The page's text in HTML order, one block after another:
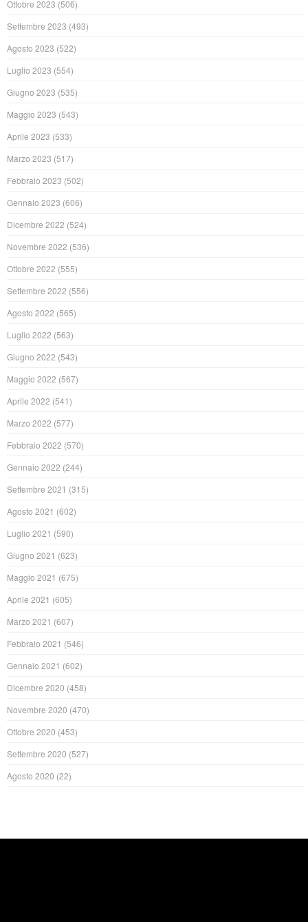
Ottobre 2023 (506)
Settembre 2023 (493)
Agosto 2023 (522)
Luglio 2023 (554)
Giugno 2023 (535)
Maggio 2023 (543)
Aprile 2023 (533)
Marzo 2023 (517)
Febbraio 2023 (502)
Gennaio 2023 (606)
Dicembre 2022 (524)
Novembre 2022 (536)
Ottobre 2022 (555)
Settembre 2022 (556)
Agosto 2022 (565)
Luglio 2022 (563)
Giugno 2022 (543)
Maggio 2022 (567)
Aprile 2022 (541)
Marzo 2022 (577)
Febbraio 2022 (570)
Gennaio 2022 (244)
Settembre 2021 (315)
Agosto 2021 (602)
Luglio 2021 (590)
Giugno 2021 (623)
Maggio 2021 (675)
Aprile 2021 (605)
Marzo 2021 (607)
Febbraio 2021 (546)
Gennaio 2021 (602)
Dicembre 2020 (458)
Novembre 2020 (470)
Ottobre 2020 (453)
Settembre 2020 (527)
Agosto 2020 (22)